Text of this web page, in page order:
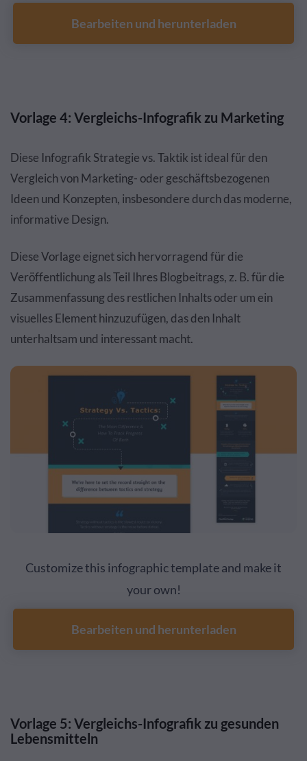
Bearbeiten und herunterladen
Vorlage 4: Vergleichs-Infografik zu Marketing
Diese Infografik Strategie vs. Taktik ist ideal für den
Vergleich von Marketing- oder geschäftsbezogenen
Ideen und Konzepten, insbesondere durch das moderne,
informative Design.
Diese Vorlage eignet sich hervorragend für die
Veröffentlichung als Teil Ihres Blogbeitrags, z. B. für die
Zusammenfassung des restlichen Inhalts oder um ein
visuelles Element hinzuzufügen, das den Inhalt
unterhaltsam und interessant macht.
Customize this infographic template and make it
your own!
Bearbeiten und herunterladen
Vorlage 5: Vergleichs-Infografik zu gesunden
Lebensmitteln